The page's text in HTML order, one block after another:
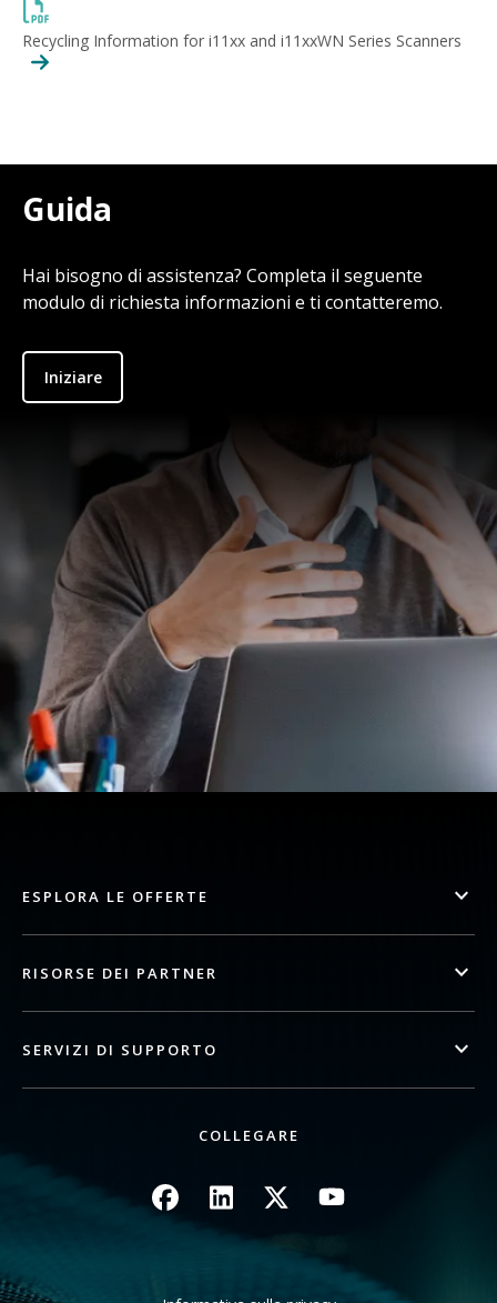
Recycling Information for i11xx and i11xxWN Series Scanners
Guida
Hai bisogno di assistenza? Completa il seguente
modulo di richiesta informazioni e ti contatteremo.
Iniziare
ESPLORA LE OFFERTE
RISORSE DEI PARTNER
SERVIZI DI SUPPORTO
COLLEGARE
ImmagineImmagineImmagineImmagine